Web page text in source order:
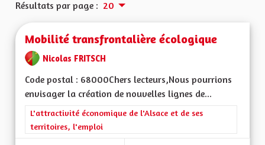
Résultats par page : 20
Mobilité transfrontalière écologique
Nicolas FRITSCH
Code postal : 68000Chers lecteurs,Nous pourrions
envisager la création de nouvelles lignes de...
Filtrer les résultats de la catégorie : L'attractivité
L'attractivité économique de l'Alsace et de ses
territoires, l'emploi